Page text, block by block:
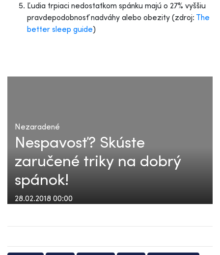
Ľudia trpiaci nedostatkom spánku majú o 27% vyššiu
pravdepodobnosť nadváhy alebo obezity (zdroj: The
better sleep guide)
Nezaradené
Nespavosť? Skúste
zaručené triky na dobrý
spánok!
28.02.2018 00:00